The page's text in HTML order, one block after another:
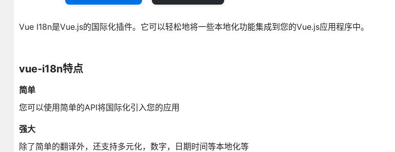
Vue I18n是Vue.js的国际化插件。它可以轻松地将一些本地化功能集成到您的Vue.js应用程序中。
vue-i18n特点
简单
您可以使用简单的API将国际化引入您的应用
强大
除了简单的翻译外，还支持多元化，数字，日期时间等本地化等